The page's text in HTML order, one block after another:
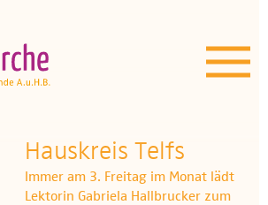
| Über uns
Angebot
Termine
OEZ
Hauskreis Telfs
Immer am 3. Freitag im Monat lädt
Lektorin Gabriela Hallbrucker zum